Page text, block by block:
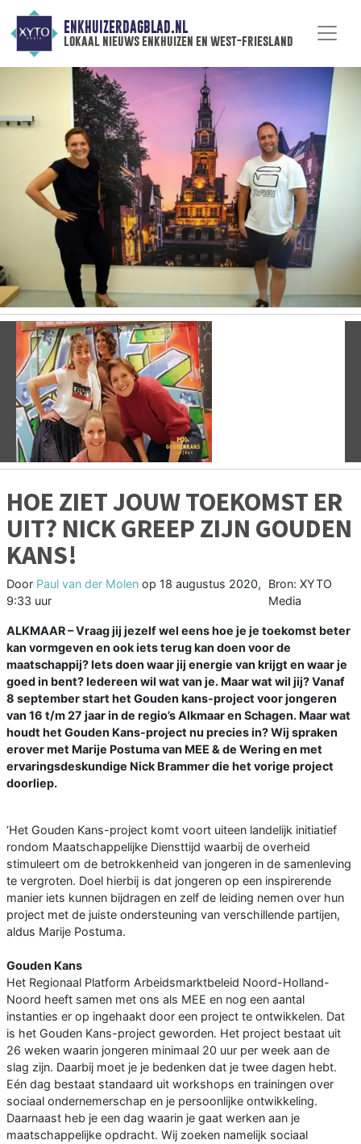
ENKHUIZERDAGBLAD.NL
lokaal nieuws enkhuizen en west-friesland
Vorige
HOE ZIET JOUW TOEKOMST ER
UIT? NICK GREEP ZIJN GOUDEN
KANS!
Door Paul van der Molen op 18 augustus 2020,
9:33 uur
Bron: XYTO
Media
ALKMAAR –Vraag jij jezelf wel eens hoe je je toekomst beter
kan vormgeven en ook iets terug kan doen voor de
maatschappij? Iets doen waar jij energie van krijgt en waar je
goed in bent? Iedereen wil wat van je. Maar wat wil jij? Vanaf
8 september start het Gouden kans-project voor jongeren
van 16 t/m 27 jaar in de regio’s Alkmaar en Schagen. Maar wat
houdt het Gouden Kans-project nu precies in? Wij spraken
erover met Marije Postuma van MEE & de Wering en met
ervaringsdeskundige Nick Brammer die het vorige project
doorliep.
‘Het Gouden Kans-project komt voort uiteen landelijk initiatief
rondom Maatschappelijke Diensttijd waarbij de overheid
stimuleert om de betrokkenheid van jongeren in de samenleving
te vergroten. Doel hierbij is dat jongeren op een inspirerende
manier iets kunnen bijdragen en zelf de leiding nemen over hun
project met de juiste ondersteuning van verschillende partijen,
aldus Marije Postuma.
Gouden Kans
Het Regionaal Platform Arbeidsmarktbeleid Noord-Holland-
Noord heeft samen met ons als MEE en nog een aantal
instanties er op ingehaakt door een project te ontwikkelen. Dat
is het Gouden Kans-project geworden. Het project bestaat uit
26 weken waarin jongeren minimaal 20 uur per week aan de
slag zijn. Daarbij moet je je bedenken dat je twee dagen hebt.
Eén dag bestaat standaard uit workshops en trainingen over
sociaal ondernemerschap en je persoonlijke ontwikkeling.
Daarnaast heb je een dag waarin je gaat werken aan je
maatschappelijke opdracht. Wij zoeken namelijk sociaal